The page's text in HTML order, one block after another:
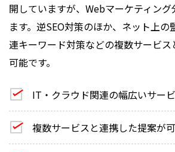
開していますが、Webマーケティン
ます。逆SEO対策のほか、ネット上
連キーワード対策などの複数サービ
可能です。
IT・クラウド関連の幅広いサー
複数サービスと連携した提案が